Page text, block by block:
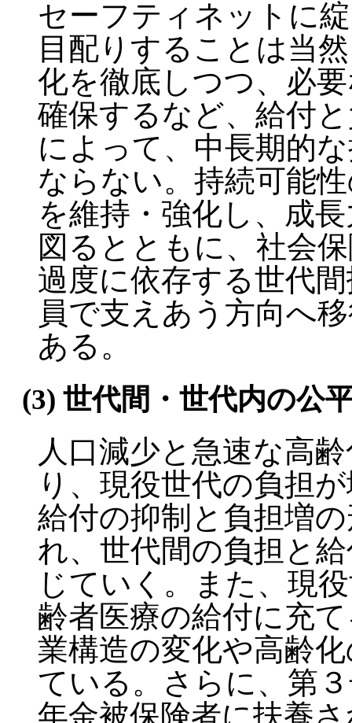
セーフティネットに
目配りすることは当
化を徹底しつつ、必
確保するなど、給付
によって、中長期的
ならない。持続可能
を維持・強化し、成
図るとともに、社会
過度に依存する世代
員で支えあう方向へ
ある。
(3) 世代間・世代内の公
人口減少と急速な高
り、現役世代の負担
給付の抑制と負担増
れ、世代間の負担と
じていく。また、現
齢者医療の給付に充
業構造の変化や高齢
ている。さらに、第
年金被保険者に扶養